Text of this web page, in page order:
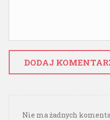
DODAJ
Nie ma żadnych